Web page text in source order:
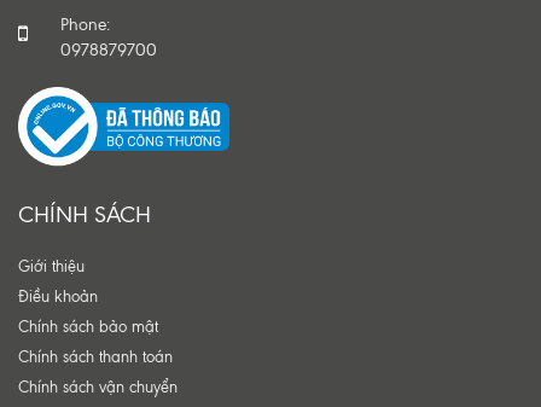
Phone:
0978879700
CHÍNH SÁCH
Giới thiệu
Điều khoản
Chính sách bảo mật
Chính sách thanh toán
Chính sách vận chuyển